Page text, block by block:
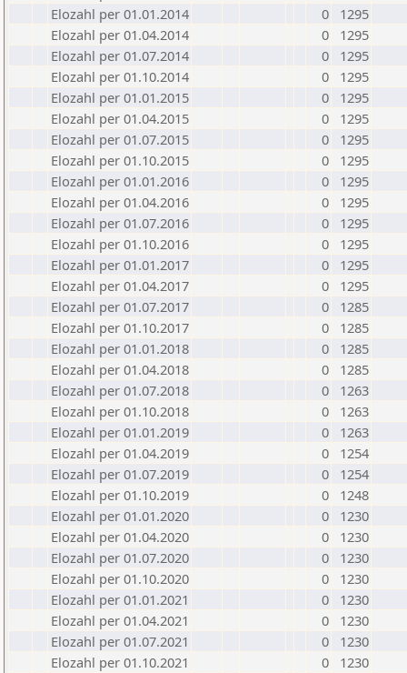
Elozahl per 01.01.2014
0
1295
Elozahl per 01.04.2014
0
1295
Elozahl per 01.07.2014
0
1295
Elozahl per 01.10.2014
0
1295
Elozahl per 01.01.2015
0
1295
Elozahl per 01.04.2015
0
1295
Elozahl per 01.07.2015
0
1295
Elozahl per 01.10.2015
0
1295
Elozahl per 01.01.2016
0
1295
Elozahl per 01.04.2016
0
1295
Elozahl per 01.07.2016
0
1295
Elozahl per 01.10.2016
0
1295
Elozahl per 01.01.2017
0
1295
Elozahl per 01.04.2017
0
1295
Elozahl per 01.07.2017
0
1285
Elozahl per 01.10.2017
0
1285
Elozahl per 01.01.2018
0
1285
Elozahl per 01.04.2018
0
1285
Elozahl per 01.07.2018
0
1263
Elozahl per 01.10.2018
0
1263
Elozahl per 01.01.2019
0
1263
Elozahl per 01.04.2019
0
1254
Elozahl per 01.07.2019
0
1254
Elozahl per 01.10.2019
0
1248
Elozahl per 01.01.2020
0
1230
Elozahl per 01.04.2020
0
1230
Elozahl per 01.07.2020
0
1230
Elozahl per 01.10.2020
0
1230
Elozahl per 01.01.2021
0
1230
Elozahl per 01.04.2021
0
1230
Elozahl per 01.07.2021
0
1230
Elozahl per 01.10.2021
0
1230